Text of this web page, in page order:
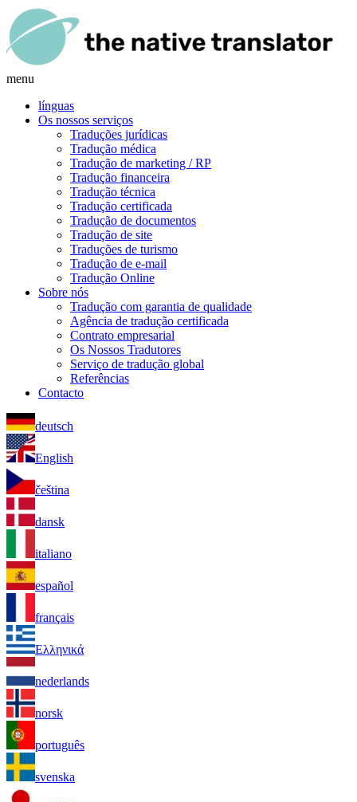
menu
línguas
Os nossos serviços
Traduções jurídicas
Tradução médica
Tradução de marketing / RP
Tradução financeira
Tradução técnica
Tradução certificada
Tradução de documentos
Tradução de site
Traduções de turismo
Tradução de e-mail
Tradução Online
Sobre nós
Tradução com garantia de qualidade
Agência de tradução certificada
Contrato empresarial
Os Nossos Tradutores
Serviço de tradução global
Referências
Contacto
deutsch
English
čeština
dansk
italiano
español
français
Ελληνικά
nederlands
norsk
português
svenska